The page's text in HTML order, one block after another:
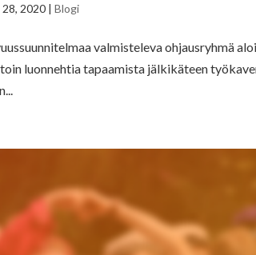
28, 2020 |Blogi
valmisteleva ohjausryhmä
luonnehtia tapaamista jälkikäteen